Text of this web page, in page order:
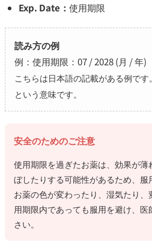
Exp. Date： 使用期限
読み方の例
例：使用期限：07 / 2028 (月 / 年)
こちらは日本語の記載がある例で
という意味です。
安全のためのご注意
使用期限を過ぎたお薬は、効果が
ぼしたりする可能性があるため、服
お薬の色が変わったり、湿気たり
用期限内であっても服用を避け、
さい。